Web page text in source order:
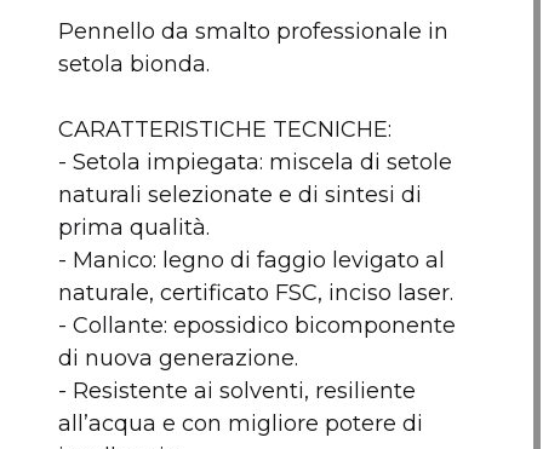
Pennello da smalto professionale in
setola bionda.
CARATTERISTICHE TECNICHE:
- Setola impiegata: miscela di setole
naturali selezionate e di sintesi di
prima qualità.
- Manico: legno di faggio levigato al
naturale, certificato FSC, inciso laser.
- Collante: epossidico bicomponente
di nuova generazione.
- Resistente ai solventi, resiliente
all’acqua e con migliore potere di
Pennello da smalto
BIGMAT Setola
bionda 20mm
BIGMAT Setola
bionda 30 mm
Nessun articolo da